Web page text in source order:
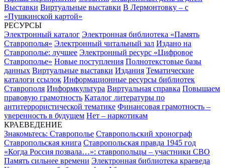
Выставки Виртуальные выставки В Лермонтовку – с
«Пушкинской картой»
РЕСУРСЫ
Электронный каталог Электронная библиотека «Память
Ставрополья» Электронный читальный зал Издано на
Ставрополье: лучшее Электронный ресурс «Цифровое
Ставрополье» Новые поступления Полнотекстовые базы
данных Виртуальные выставки Издания Тематические
каталоги ссылок Информационные ресурсы библиотек
Ставрополя Информкультура Виртуальная справка Повышаем
правовую грамотность Каталог литературы по
антитеррористической тематике Финансовая грамотность –
уверенность в будущем Нет – наркотикам
КРАЕВЕДЕНИЕ
Знакомьтесь: Ставрополье Ставропольский хронограф
Ставропольская книга Ставропольская правда 1945 год
«Когда Россия позвала…»: ставропольцы – участники СВО
Память сильнее времени Электронная библиотека краеведа